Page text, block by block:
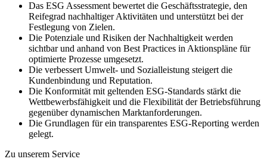
Das ESG Assessment bewertet die Geschäftsstrategie, den
Reifegrad nachhaltiger Aktivitäten und unterstützt bei der
Festlegung von Zielen.
Die Potenziale und Risiken der Nachhaltigkeit werden
sichtbar und anhand von Best Practices in Aktionspläne für
optimierte Prozesse umgesetzt.
Die verbessert Umwelt- und Sozialleistung steigert die
Kundenbindung und Reputation.
Die Konformität mit geltenden ESG-Standards stärkt die
Wettbewerbsfähigkeit und die Flexibilität der Betriebsführung
gegenüber dynamischen Marktanforderungen.
Die Grundlagen für ein transparentes ESG-Reporting werden
gelegt.
Zu unserem Service